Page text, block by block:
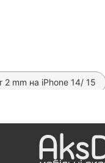
2 mm на iPhone 14/ 15
360 на iPhone 15